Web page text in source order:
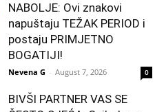
NABOLJE: Ovi znakovi
napuštaju TEŽAK PERIOD i
postaju PRIMJETNO
BOGATIJI!
Nevena G - August 7, 2026 0
BIVŠI PARTNER VAS SE